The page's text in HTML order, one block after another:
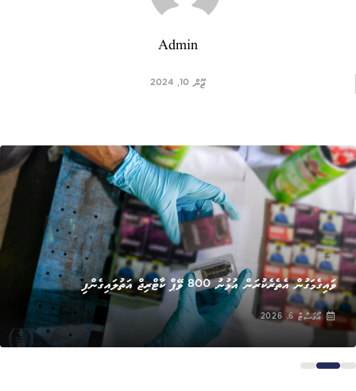
Admin
ޖޫން 10, 2024
ޚަބަރު
ވައިގެމަގުން އެތެރެކުރަން އުޅުނު 800 ވޭޕް ކާޓްރިޖް އަތުލައިގެންފި
އޯގަސްޓް 6, 2026